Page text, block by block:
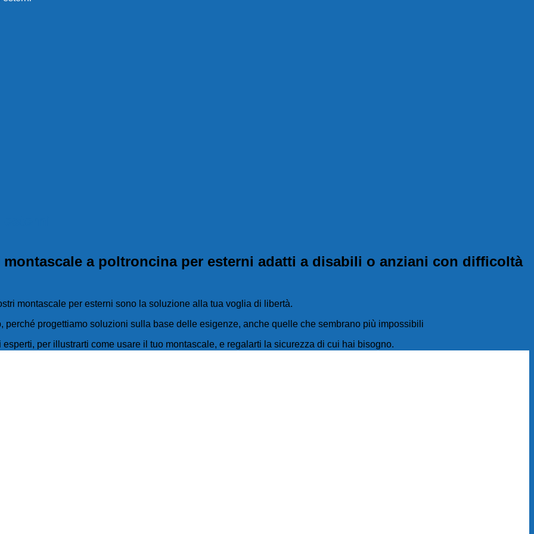
a poltroncina per esterni adatti a disabili o anziani con difficoltà
montascale per esterni sono la soluzione alla tua voglia di libertà.
perché progettiamo soluzioni sulla base delle esigenze, anche quelle che sembrano più impossibili
per illustrarti come usare il tuo montascale, e regalarti la sicurezza di cui hai bisogno.